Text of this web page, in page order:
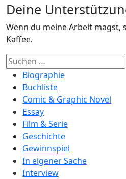
Deine
Wenn du meine Arbeit magst,
Kaffee.
Suchen
nach:Biographie
Buchliste
Comic & Graphic Novel
Essay
Film & Serie
Geschichte
Gewinnspiel
In eigener Sache
Interview